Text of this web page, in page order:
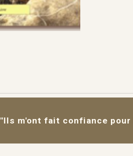
"Ils m'ont fait confiance